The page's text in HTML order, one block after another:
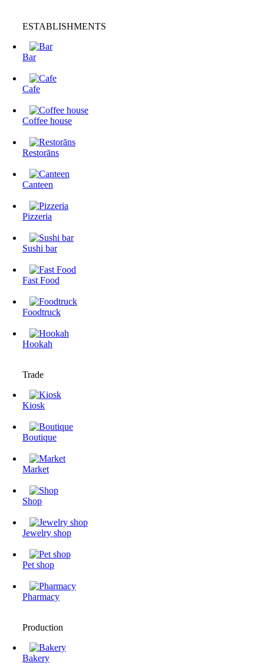
ESTABLISHMENTS
Bar
Cafe
Coffee house
Restorāns
Canteen
Pizzeria
Sushi bar
Fast Food
Foodtruck
Hookah
Trade
Kiosk
Boutique
Market
Shop
Jewelry shop
Pet shop
Pharmacy
Production
Bakery